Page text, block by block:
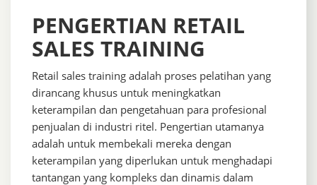
PENGERTIAN RETAIL
SALES TRAINING
Retail sales training adalah proses pelatihan yang
dirancang khusus untuk meningkatkan
keterampilan dan pengetahuan para profesional
penjualan di industri ritel. Pengertian utamanya
adalah untuk membekali mereka dengan
keterampilan yang diperlukan untuk menghadapi
tantangan yang kompleks dan dinamis dalam